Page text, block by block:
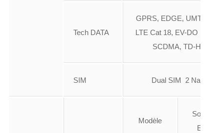
Tech DATA
GPRS, EDGE, UMTS,
LTE Cat 18, EV-DO Rev.
SCDMA, TD-
SIM Dual SIM 2
Modèle
Sony